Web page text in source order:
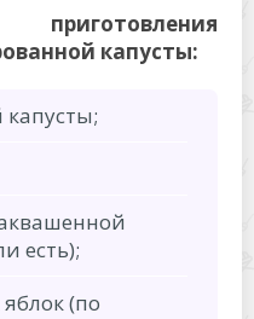
капусты:
капусты;
есть);
(по